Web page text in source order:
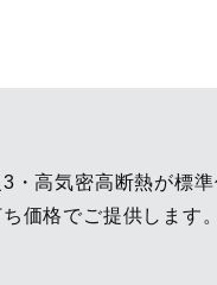
高気密高断熱が標準
価格でご提供します。